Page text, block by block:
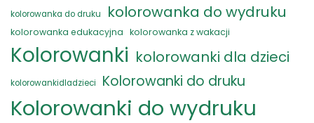
kolorowanka do druku kolorowanka do wydruku
kolorowanka edukacyjna kolorowanka z wakacji
Kolorowanki kolorowanki dla dzieci
kolorowankidladzieci Kolorowanki do druku
Kolorowanki do wydruku